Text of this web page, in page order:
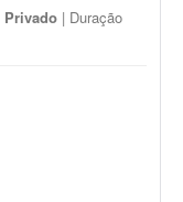
Privado | Duração